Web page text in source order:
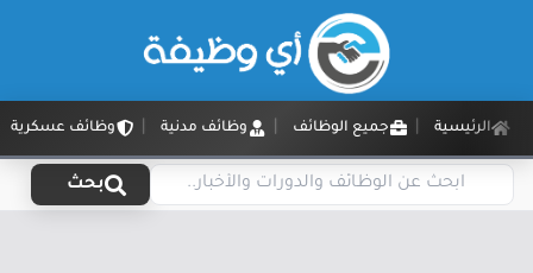
الرئيسية جميع الوظائف وظائف مدنية وظائف عسكرية
بحث